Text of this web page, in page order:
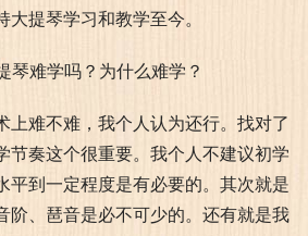
提琴学习和教学至今。
上难不难，我个人认为还行。找对了
节奏这个很重要。我个人不建议初学
平到一定程度是有必要的。其次就是
阶、琶音是必不可少的。还有就是我